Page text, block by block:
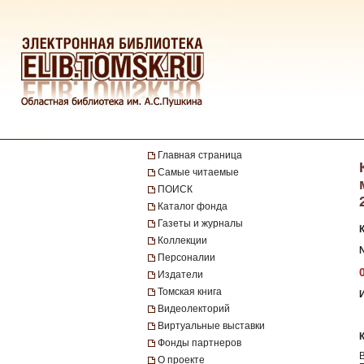
Главная страница
Самые читаемые
ПОИСК
Каталог фонда
Газеты и журналы
Коллекции
Персоналии
Издатели
Томская книга
Видеолекторий
Виртуальные выставки
Фонды партнеров
О проекте